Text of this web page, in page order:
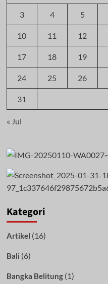
3 4 5
10 11 12
17 18 19
24 25 26
31
« Jul
Kategori
Artikel (16)
Bali (6)
Bangka Belitung(1)